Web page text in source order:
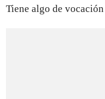
Tiene algo de